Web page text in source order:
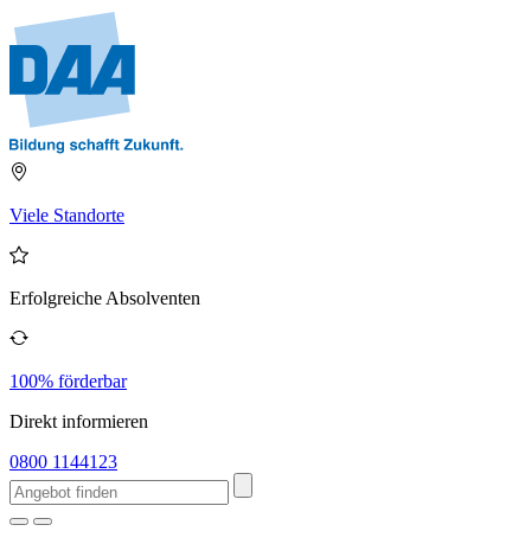
Viele Standorte
Erfolgreiche Absolventen
100% förderbar
Direkt informieren
0800 1144123